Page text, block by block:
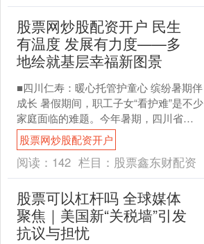
股票网炒股配资开户 民生
有温度 发展有力度——多
地绘就基层幸福新图景
■四川仁寿：暖心托管护童心 缤纷暑期伴
成长 暑假期间，职工子女“看护难”是不少
家庭面临的难题。今年暑期，四川省仁
寿县总工会牵头开展公益暑期托管服
务，为全县职工子....
股票网炒股配资开户
阅读： 142 栏目： 股票鑫东财配资
股票可以杠杆吗 全球媒体
聚焦｜美国新“关税墙”引发
抗议与担忧